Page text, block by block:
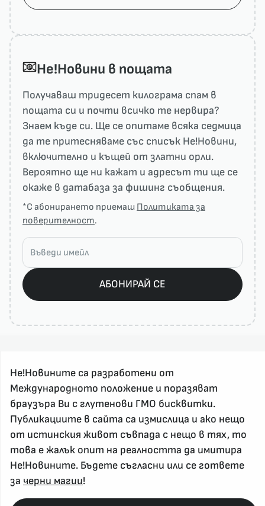
He!Новини в пощата
Получаваш тридесет килограма спам в
пощата си и почти всичко те нервира?
Знаем къде си. Ще се опитаме всяка седмица
да те притесняваме със списък He!Новини,
включително и къщей от златни орли.
Вероятно ще ни кажат и адресът ти ще се
окаже в датабаза за фишинг съобщения.
*С абонирането приемаш Политиката за
поверителност.
АБОНИРАЙ СЕ
За реклама и връзка с нас, пишете на
nenovinite@gmail.com
Контакт
За нас
Напиши Не!Новина
Абонирай се
Не!Новините са разработени от
Международното положение и поразяват
браузъра Ви с глутенови ГМО бисквитки.
Публикациите в сайта са измислица и ако нещо
от истинския живот съвпада с нещо в тях, то
това е жалък опит на реалността да имитира
Не!Новините. Бъдете съгласни или се гответе
за черни магии!